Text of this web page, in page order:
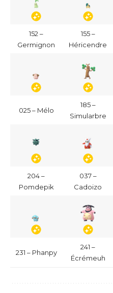
152 –
Germignon
155 –
Héricendre
025 – Mélo
185 –
Simularbre
204 –
Pomdepik
037 –
Cadoizo
231 – Phanpy
241 –
Écrémeuh